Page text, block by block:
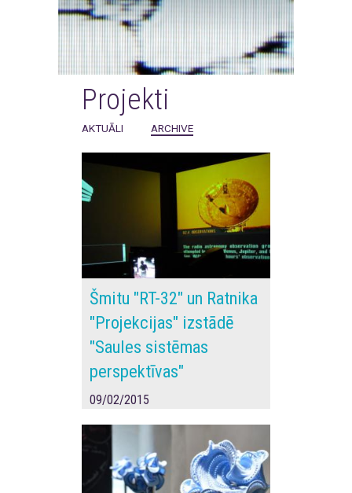
Projekti
AKTUĀLI ARCHIVE
Šmitu "RT-32" un Ratnika
"Projekcijas" izstādē
"Saules sistēmas
perspektīvas"
09/02/2015